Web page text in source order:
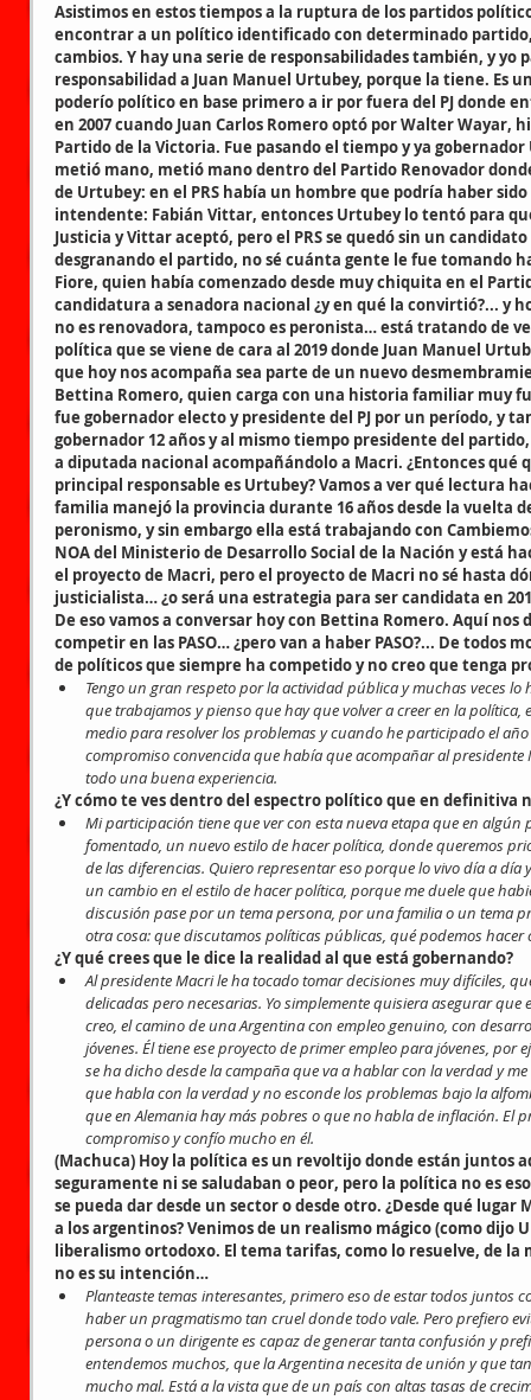
Asistimos en estos tiempos a la ruptura de los partidos
encontrar a un político identificado con determinado
cambios. Y hay una serie de responsabilidades también, y
responsabilidad a Juan Manuel Urtubey, porque la tiene. Es
poderío político en base primero a ir por fuera del PJ donde
en 2007 cuando Juan Carlos Romero optó por Walter Wayar,
Partido de la Victoria. Fue pasando el tiempo y ya
metió mano, metió mano dentro del Partido Renovador
de Urtubey: en el PRS había un hombre que podría haber
intendente: Fabián Vittar, entonces Urtubey lo tentó para
Justicia y Vittar aceptó, pero el PRS se quedó sin un
desgranando el partido, no sé cuánta gente le fue tomando
Fiore, quien había comenzado desde muy chiquita en el
candidatura a senadora nacional ¿y en qué la convirtió?... y
no es renovadora, tampoco es peronista… está tratando de
política que se viene de cara al 2019 donde Juan Manuel
que hoy nos acompaña sea parte de un nuevo
Bettina Romero, quien carga con una historia familiar muy
fue gobernador electo y presidente del PJ por un período, y
gobernador 12 años y al mismo tiempo presidente del
a diputada nacional acompañándolo a Macri. ¿Entonces qué
principal responsable es Urtubey? Vamos a ver qué lectura
familia manejó la provincia durante 16 años desde la vuelta
peronismo, y sin embargo ella está trabajando con
NOA del Ministerio de Desarrollo Social de la Nación y está
el proyecto de Macri, pero el proyecto de Macri no sé hasta
justicialista… ¿o será una estrategia para ser candidata en
De eso vamos a conversar hoy con Bettina Romero. Aquí
competir en las PASO… ¿pero van a haber PASO?... De todos
de políticos que siempre ha competido y no creo que tenga
Tengo un gran respeto por la actividad pública y muchas veces
que trabajamos y pienso que hay que volver a creer en la
medio para resolver los problemas y cuando he participado el
compromiso convencida que había que acompañar al
todo una buena experiencia.
¿Y cómo te ves dentro del espectro político que en definitiva
Mi participación tiene que ver con esta nueva etapa que en
fomentado, un nuevo estilo de hacer política, donde queremos
de las diferencias. Quiero representar eso porque lo vivo día a día
un cambio en el estilo de hacer política, porque me duele que
discusión pase por un tema persona, por una familia o un tema
otra cosa: que discutamos políticas públicas, qué podemos
¿Y qué crees que le dice la realidad al que está gobernando?
Al presidente Macri le ha tocado tomar decisiones muy difíciles,
delicadas pero necesarias. Yo simplemente quisiera asegurar
creo, el camino de una Argentina con empleo genuino, con
jóvenes. Él tiene ese proyecto de primer empleo para jóvenes, por
se ha dicho desde la campaña que va a hablar con la verdad y
que habla con la verdad y no esconde los problemas bajo la
que en Alemania hay más pobres o que no habla de inflación. El
compromiso y confío mucho en él.
(Machuca) Hoy la política es un revoltijo donde están juntos
seguramente ni se saludaban o peor, pero la política no es
se pueda dar desde un sector o desde otro. ¿Desde qué
a los argentinos? Venimos de un realismo mágico (como dijo
liberalismo ortodoxo. El tema tarifas, como lo resuelve, de
no es su intención…
Planteaste temas interesantes, primero eso de estar todos juntos
haber un pragmatismo tan cruel donde todo vale. Pero prefiero
persona o un dirigente es capaz de generar tanta confusión y
entendemos muchos, que la Argentina necesita de unión y que
mucho mal. Está a la vista que de un país con altas tasas de